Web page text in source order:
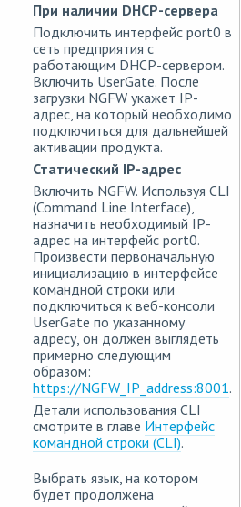
При наличии DHCP-сервера
Подключить интерфейс port0 в
сеть предприятия с
работающим DHCP-сервером.
Включить UserGate. После
загрузки NGFW укажет IP-
адрес, на который необходимо
подключиться для дальнейшей
активации продукта.
Статический IP-адрес
Включить NGFW. Используя CLI
(Command Line Interface),
назначить необходимый IP-
адрес на интерфейс port0.
Произвести первоначальную
инициализацию в интерфейсе
командной строки или
подключиться к веб-консоли
UserGate по указанному
адресу, он должен выглядеть
примерно следующим
образом:
https://NGFW_IP_address:8001.
Детали использования CLI
смотрите в главе Интерфейс
командной строки (CLI).
Выбрать язык, на котором
будет продолжена